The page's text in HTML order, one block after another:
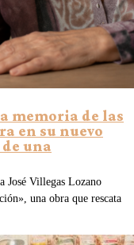
memoria de las
en su nuevo
una
José Villegas Lozano
una obra que rescata